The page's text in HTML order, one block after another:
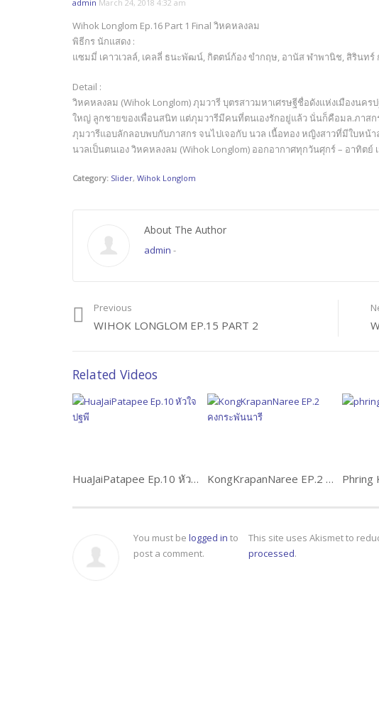
admin March 24, 2018 4:32 am
Wihok Longlom Ep.16 Part 1 Final วิหคหลงลม
พิธีกร นักแสดง :
แซมมี่ เคาวเวลล์, เคลลี่ ธนะพัฒน์, กิตตน์ก้อง ขำกฤษ, อานัส ฬาพานิช, สิรินทร์
Detail :
วิหคหลงลม (Wihok Longlom) ภุมวารี บุตรสาวมหาเศรษฐีชื่อดังแห่งเมืองนค
ใหญ่ ลูกชายของเพื่อนสนิท แต่ภุมวารีมีคนที่ตนเองรักอยู่แล้ว นั่นก็คือมล.ภาส
ภุมวารีแอบลักลอบพบกับภาสกร จนไปเจอกับ นวล เนื้อทอง หญิงสาวที่มีใบหน้า
นวลเป็นตนเอง วิหคหลงลม (Wihok Longlom) ออกอากาศทุกวันศุกร์ – อาทิตย์
Category: Slider, Wihok Longlom
About The Author
admin -
Previous
WIHOK LONGLOM EP.15 PART 2
Related Videos
HuaJaiPatapee Ep.10 หัวใจปฐพี KongKrapanNaree EP.2 คงกระพันนารี
You must be logged in to
post a comment.
This site uses Akismet to
processed.